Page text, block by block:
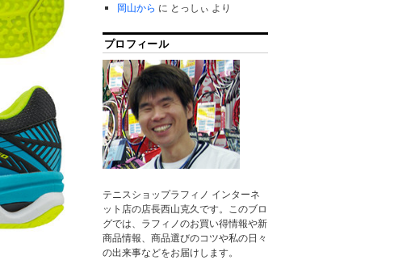
岡山から に とっしぃ より
プロフィール
テニスショップラフィノ インターネ
ット店の店長西山克久です。このブロ
グでは、ラフィノのお買い得情報や新
商品情報、商品選びのコツや私の日々
の出来事などをお届けします。